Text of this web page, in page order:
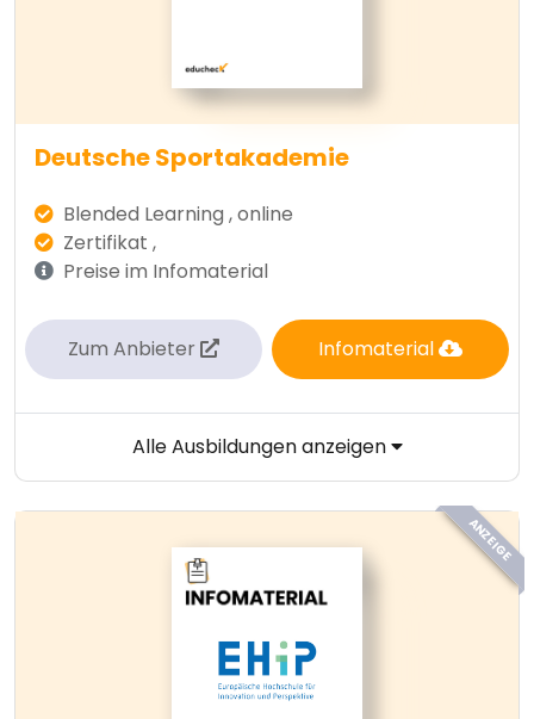
Deutsche Sportakademie
Blended Learning , online
Zertifikat ,
Preise im Infomaterial
Zum Anbieter Infomaterial
Alle Ausbildungen anzeigen
ANZEIGE